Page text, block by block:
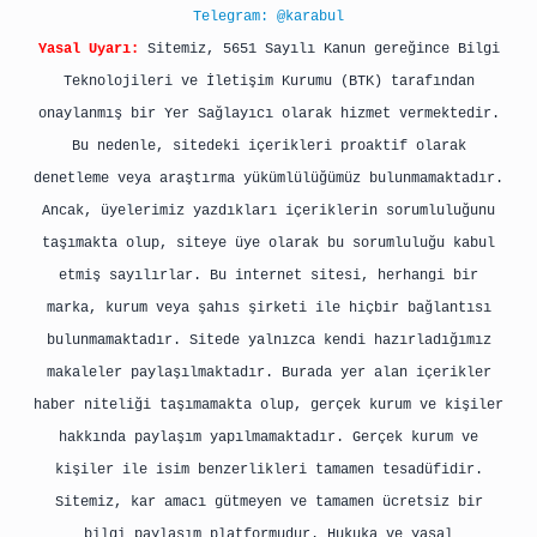
Telegram: @karabul
Yasal Uyarı:
Sitemiz, 5651 Sayılı Kanun gereğince Bilgi
Teknolojileri ve İletişim Kurumu (BTK) tarafından
onaylanmış bir Yer Sağlayıcı olarak hizmet vermektedir.
Bu nedenle, sitedeki içerikleri proaktif olarak
denetleme veya araştırma yükümlülüğümüz bulunmamaktadır.
Ancak, üyelerimiz yazdıkları içeriklerin sorumluluğunu
taşımakta olup, siteye üye olarak bu sorumluluğu kabul
etmiş sayılırlar. Bu internet sitesi, herhangi bir
marka, kurum veya şahıs şirketi ile hiçbir bağlantısı
bulunmamaktadır. Sitede yalnızca kendi hazırladığımız
makaleler paylaşılmaktadır. Burada yer alan içerikler
haber niteliği taşımamakta olup, gerçek kurum ve kişiler
hakkında paylaşım yapılmamaktadır. Gerçek kurum ve
kişiler ile isim benzerlikleri tamamen tesadüfidir.
Sitemiz, kar amacı gütmeyen ve tamamen ücretsiz bir